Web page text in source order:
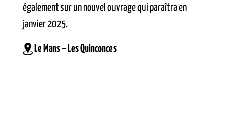
également sur un nouvel ouvrage qui paraîtra en
janvier 2025.
Le Mans – Les Quinconces